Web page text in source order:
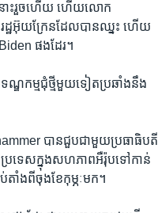
ោះ​រួច​ហើយ​ ហើយ​លោក
ដ្ឋ​អ៊ុយក្រែន​ដែលបាន​ឈ្នះ​ ហើយ​
ផង​ដែរ។
ក់​ទណ្ឌកម្ម​ជុំថ្មី​មួយ​ទៀត​ប្រឆាំង​នឹង​
បានជួប​ជាមួយ​ប្រធាធិបតី​
រទេសក្នុង​សហភាព​អឺរ៉ុបទៅ​កាន់
ាំងពី​ចុងខែ​កុម្ភៈ​មក។